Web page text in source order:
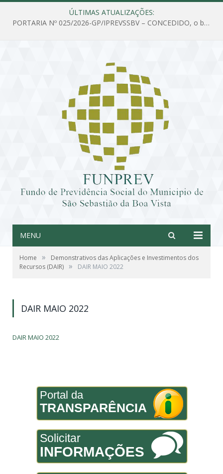
ÚLTIMAS ATUALIZAÇÕES:
PORTARIA Nº 025/2026-GP/IPREVSSBV – CONCEDIDO, o benefício de PENSÃO a MARIA ESTELA DOS SANTOS SOUZA
MENU
Home »
Demonstrativos das Aplicações e Investimentos dos
Recursos (DAIR) » DAIR MAIO 2022
DAIR MAIO 2022
DAIR MAIO 2022
Portal da
TRANSPARÊNCIA
Solicitar
INFORMAÇÕES